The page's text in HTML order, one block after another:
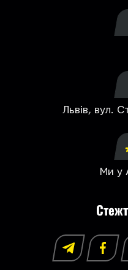
Львів, вул.
Ми у